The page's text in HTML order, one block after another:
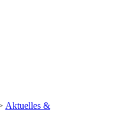
Aktuelles &